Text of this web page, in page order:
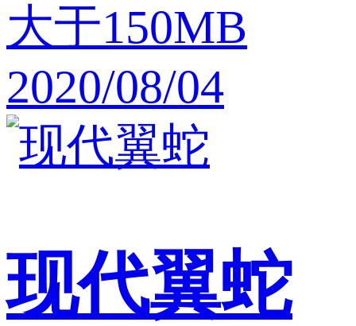
大于150MB
2020/08/04
现代翼蛇